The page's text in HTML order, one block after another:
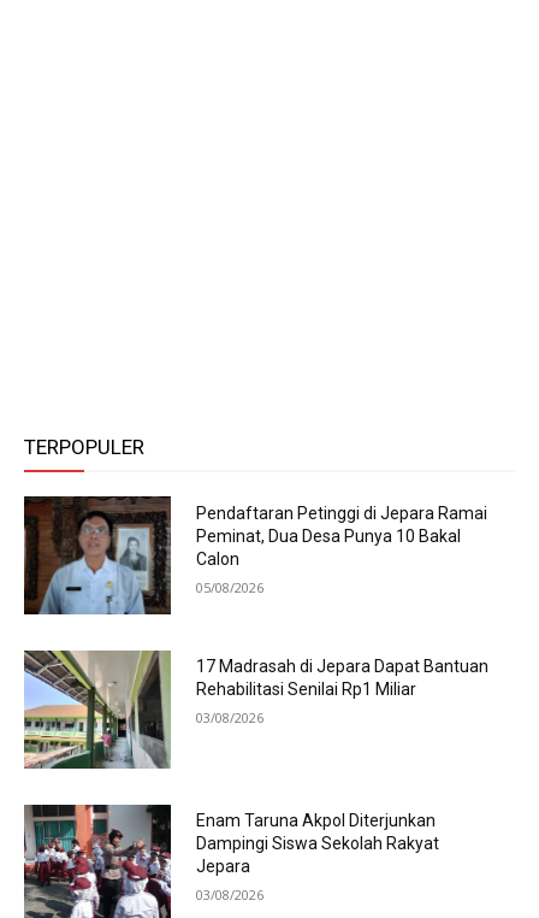
TERPOPULER
Pendaftaran Petinggi di Jepara Ramai
Peminat, Dua Desa Punya 10 Bakal
Calon
05/08/2026
17 Madrasah di Jepara Dapat Bantuan
Rehabilitasi Senilai Rp1 Miliar
03/08/2026
Enam Taruna Akpol Diterjunkan
Dampingi Siswa Sekolah Rakyat
Jepara
03/08/2026